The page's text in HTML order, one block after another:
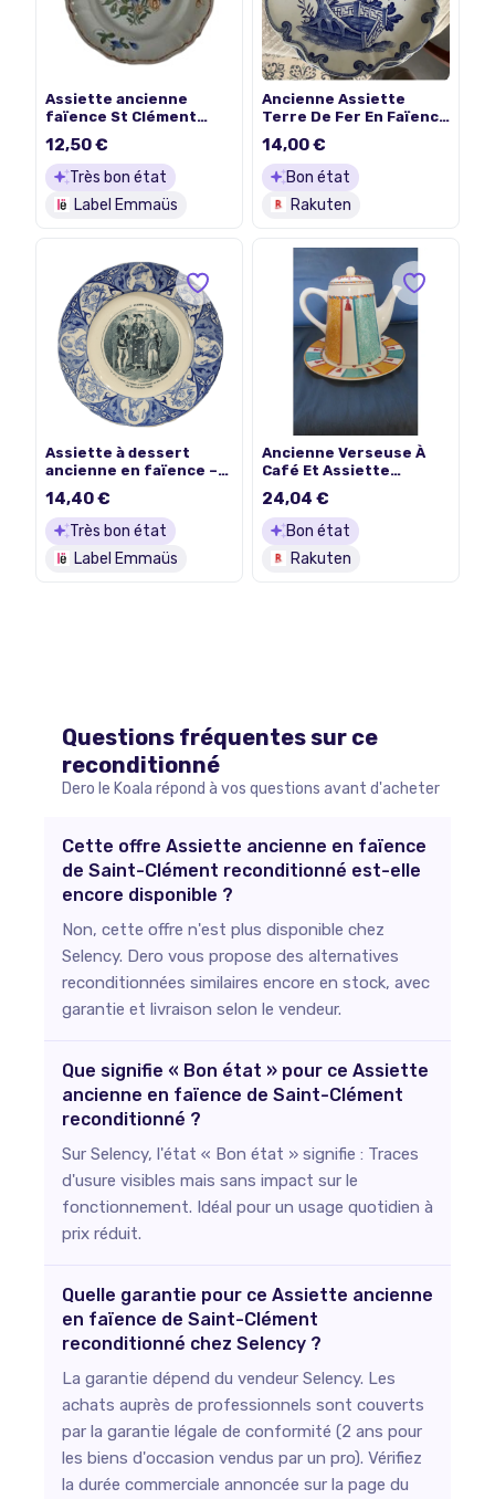
Assiette ancienne
faïence St Clément
Ø25 cm
12,50 €
Très bon état
Label Emmaüs
Ancienne Assiette
Terre De Fer En Faïence
Décor Hollandais
14,00 €
Bon état
Rakuten
Assiette à dessert
ancienne en faïence –
XIXe siècle
14,40 €
Très bon état
Label Emmaüs
Ancienne Verseuse À
Café Et Assiette
24,04 €
Bon état
Rakuten
Questions fréquentes sur ce
reconditionné
Dero le Koala répond à vos questions avant d'acheter
Cette offre Assiette ancienne en faïence
de Saint-Clément reconditionné est-elle
encore disponible ?
Non, cette offre n'est plus disponible chez
Selency. Dero vous propose des alternatives
reconditionnées similaires encore en stock, avec
garantie et livraison selon le vendeur.
Que signifie « Bon état » pour ce Assiette
ancienne en faïence de Saint-Clément
reconditionné ?
Sur Selency, l'état « Bon état » signifie : Traces
d'usure visibles mais sans impact sur le
fonctionnement. Idéal pour un usage quotidien à
prix réduit.
Quelle garantie pour ce Assiette ancienne
en faïence de Saint-Clément
reconditionné chez Selency ?
La garantie dépend du vendeur Selency. Les
achats auprès de professionnels sont couverts
par la garantie légale de conformité (2 ans pour
les biens d'occasion vendus par un pro). Vérifiez
la durée commerciale annoncée sur la page du